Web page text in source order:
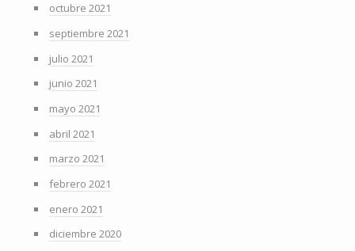
octubre 2021
septiembre 2021
julio 2021
junio 2021
mayo 2021
abril 2021
marzo 2021
febrero 2021
enero 2021
diciembre 2020